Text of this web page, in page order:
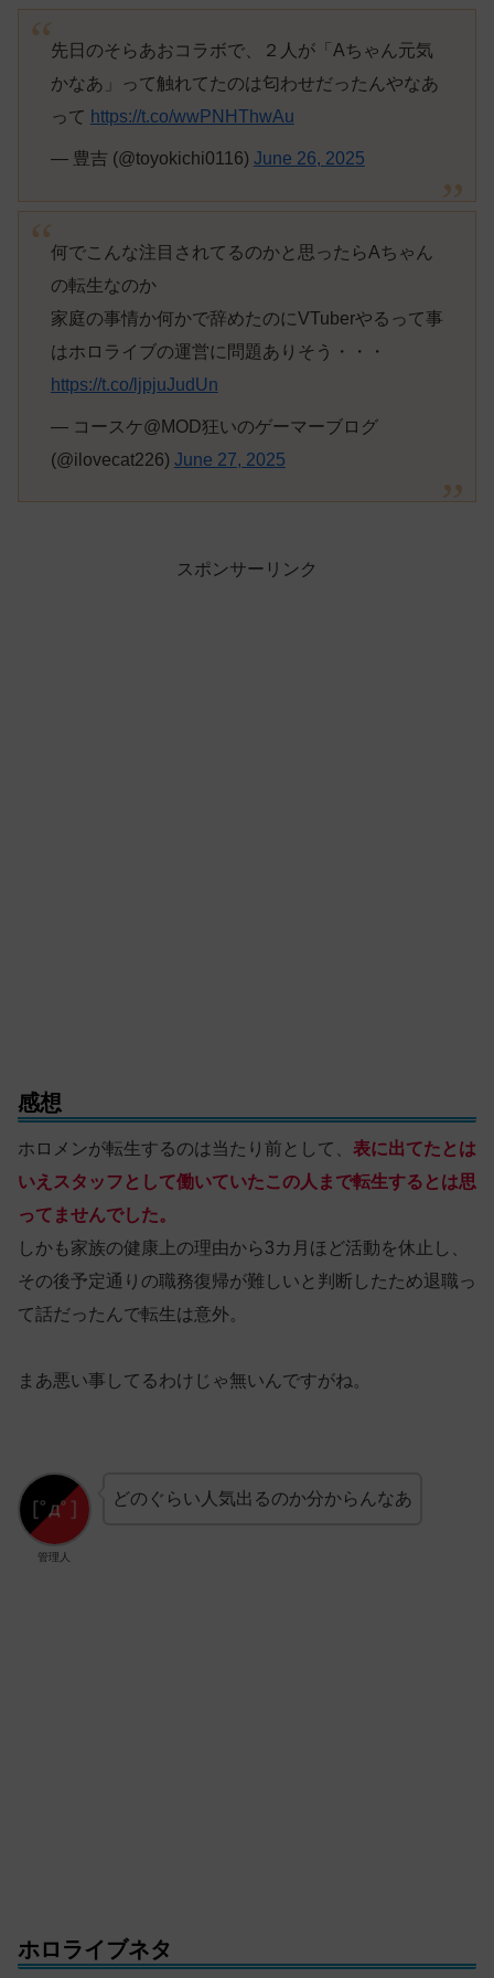
先日のそらあおコラボで、２人が「Aちゃん元気
かなあ」って触れてたのは匂わせだったんやなあ
って https://t.co/wwPNHThwAu
— 豊吉 (@toyokichi0116) June 26, 2025
何でこんな注目されてるのかと思ったらAちゃん
の転生なのか
家庭の事情か何かで辞めたのにVTuberやるって事
はホロライブの運営に問題ありそう・・・
https://t.co/ljpjuJudUn
— コースケ@MOD狂いのゲーマーブログ
(@ilovecat226) June 27, 2025
スポンサーリンク
感想
ホロメンが転生するのは当たり前として、 表に出てたとは
いえスタッフとして働いていたこの人まで転生するとは思
ってませんでした。
しかも家族の健康上の理由から3カ月ほど活動を休止し、
その後予定通りの職務復帰が難しいと判断したため退職っ
て話だったんで転生は意外。
まあ悪い事してるわけじゃ無いんですがね。
管理人
どのぐらい人気出るのか分からんなあ
ホロライブネタ